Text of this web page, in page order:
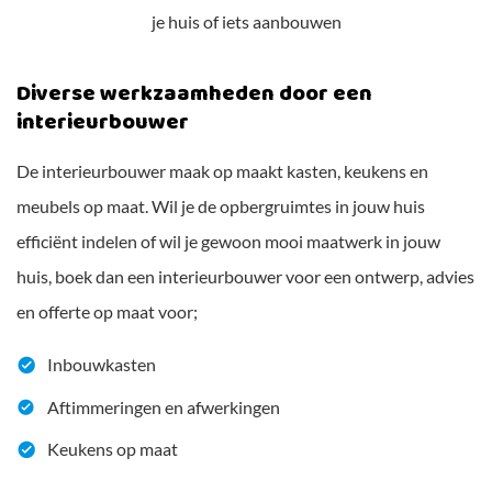
je huis of iets aanbouwen
Diverse werkzaamheden door een
interieurbouwer
De interieurbouwer maak op maakt kasten, keukens en
meubels op maat. Wil je de opbergruimtes in jouw huis
efficiënt indelen of wil je gewoon mooi maatwerk in jouw
huis, boek dan een interieurbouwer voor een ontwerp, advies
en offerte op maat voor;
Inbouwkasten
Aftimmeringen en afwerkingen
Keukens op maat